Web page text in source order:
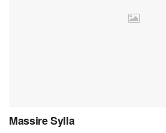
Massire Sylla